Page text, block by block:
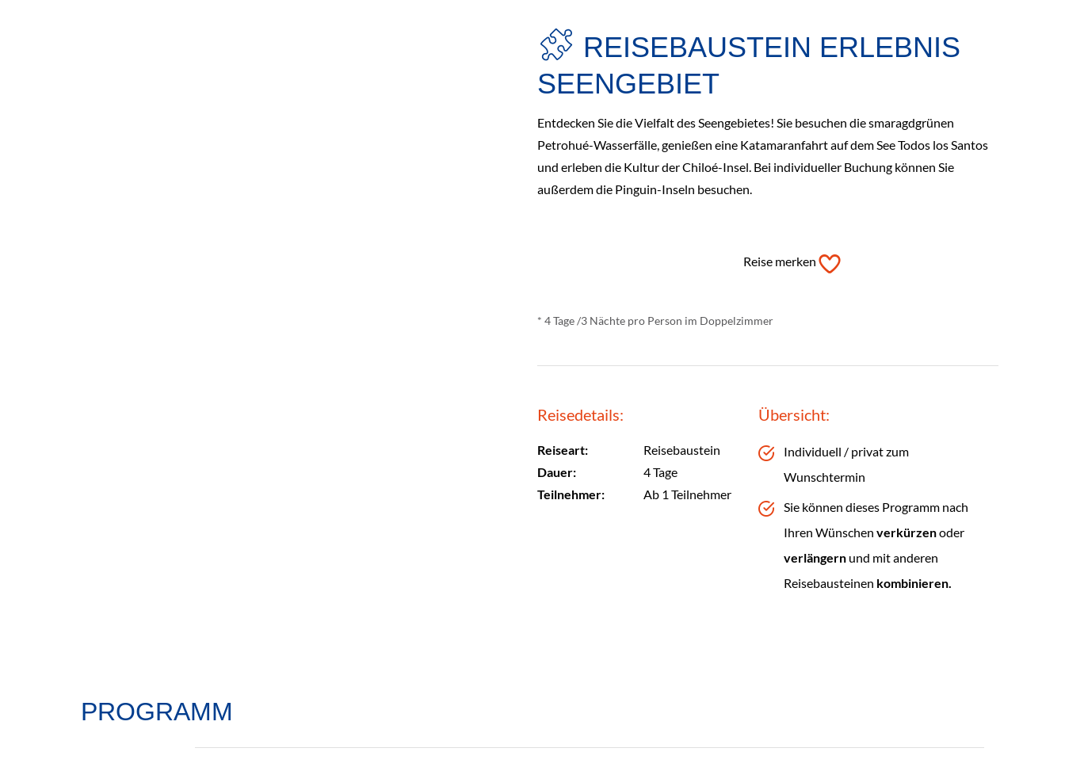
REISEBAUSTEIN ERLEBNIS
SEENGEBIET
Entdecken Sie die Vielfalt des Seengebietes! Sie besuchen die smaragdgrünen
Petrohué-Wasserfälle, genießen eine Katamaranfahrt auf dem See Todos los Santos
und erleben die Kultur der Chiloé-Insel. Bei individueller Buchung können Sie
außerdem die Pinguin-Inseln besuchen.
Reise merken
* 4 Tage /3 Nächte pro Person im Doppelzimmer
Reisedetails:
Reiseart:
Reisebaustein
Dauer:
4 Tage
Teilnehmer:
Ab 1 Teilnehmer
Übersicht:
Individuell / privat zum
Wunschtermin
Sie können dieses Programm nach
Ihren Wünschen verkürzenoder
verlängern und mit anderen
Reisebausteinen kombinieren.
PROGRAMM